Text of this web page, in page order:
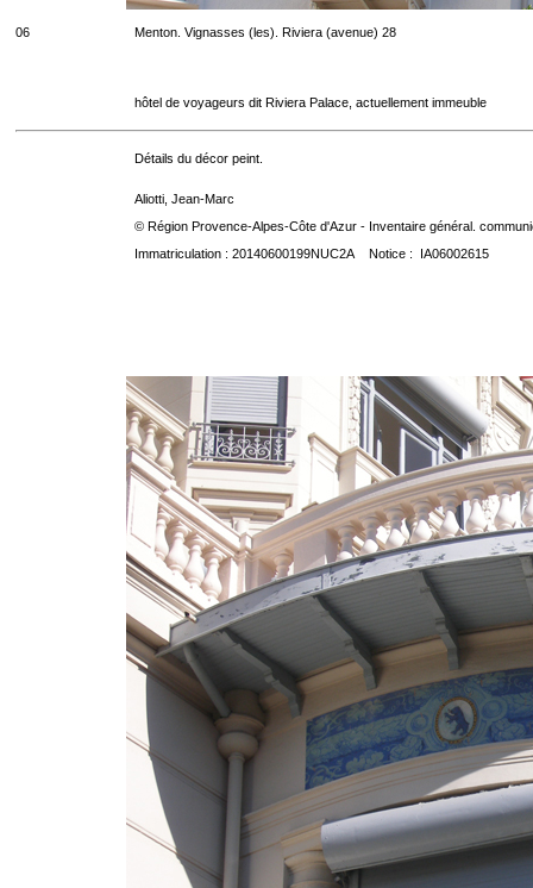
06 Menton. Vignasses (les). Riviera (avenue) 28
hôtel de voyageurs dit Riviera Palace, actuellement immeuble
Détails du décor peint.
Aliotti, Jean-Marc
© Région Provence-Alpes-Côte d'Azur - Inventaire général.
Immatriculation : 20140600199NUC2A Notice : IA06002615